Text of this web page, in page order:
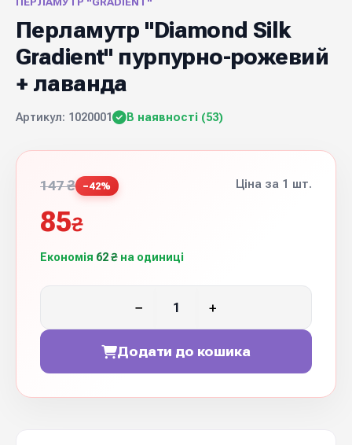
Перламутр "Diamond Silk
Gradient" пурпурно-рожевий
+ лаванда
Артикул: 1020001 В наявності (53)
147 ₴ −42%
85₴
Економія 62 ₴ на одиниці
Ціна за 1 шт.
− +
Додати до кошика